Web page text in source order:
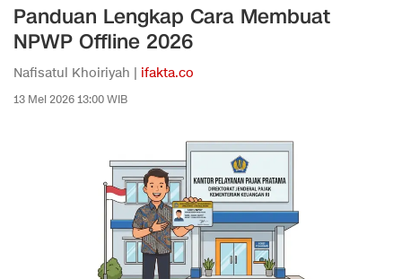
Panduan Lengkap Cara Membuat
NPWP Offline 2026
Nafisatul Khoiriyah | ifakta.co
13 Mei 2026 13:00 WIB